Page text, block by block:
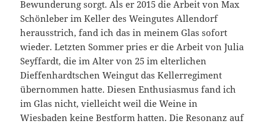
Bewunderung sorgt. Als er 2015 die Arbeit von Max
Schönleber im Keller des Weingutes Allendorf
herausstrich, fand ich das in meinem Glas sofort
wieder. Letzten Sommer pries er die Arbeit von Julia
Seyffardt, die im Alter von 25 im elterlichen
Dieffenhardtschen Weingut das Kellerregiment
übernommen hatte. Diesen Enthusiasmus fand ich
im Glas nicht, vielleicht weil die Weine in
Wiesbaden keine Bestform hatten. Die Resonanz auf